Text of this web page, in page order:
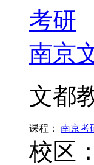
南京
文都
课程： 南京考
校区：